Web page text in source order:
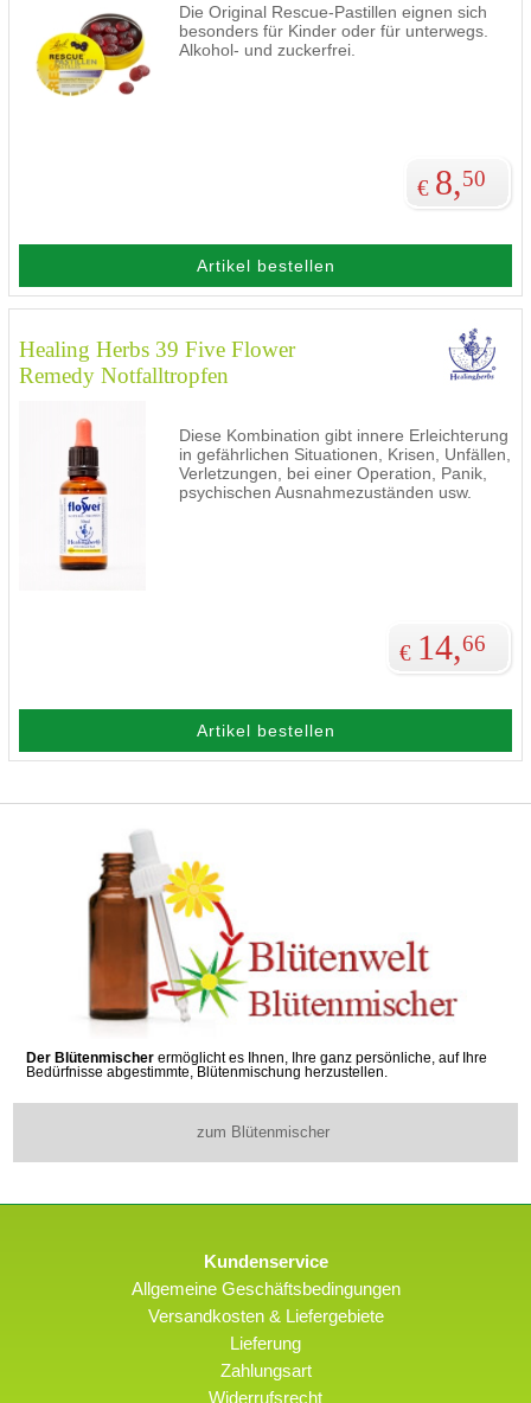
Die Original Rescue-Pastillen eignen sich
besonders für Kinder oder für unterwegs.
Alkohol- und zuckerfrei.
€ 8,50
Artikel bestellen
Healing Herbs 39 Five Flower
Remedy Notfalltropfen
Diese Kombination gibt innere Erleichterung
in gefährlichen Situationen, Krisen, Unfällen,
Verletzungen, bei einer Operation, Panik,
psychischen Ausnahmezuständen usw.
€ 14,66
Artikel bestellen
Der Blütenmischer ermöglicht es Ihnen, Ihre ganz persönliche, auf Ihre
Bedürfnisse abgestimmte, Blütenmischung herzustellen.
zum Blütenmischer
Kundenservice
Allgemeine Geschäftsbedingungen
Versandkosten & Liefergebiete
Lieferung
Zahlungsart
Widerrufsrecht